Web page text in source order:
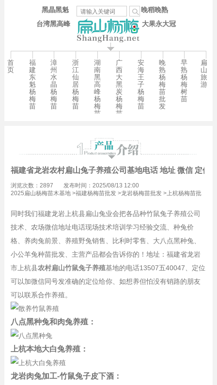
台湾黑高峰
晚稻晚熟
大果永大冠
黑晶黑魁
首
页
福
建
东
魁
杨
梅
苗
漳
州
水
晶
杨
梅
苗
浙
江
仙
居
杨
梅
苗
湖
南
黑
高
峰
杨
梅
苗
广
西
大
黑
炭
杨
梅
苗
安
海
王
子
杨
梅
苗
晚
熟
杨
梅
苗
批
发
早
熟
杨
梅
树
苗
扁
山
旅
游
福建省龙岩农村扁山兔子养殖公司基地电话 地址 微信 定位
浏览次数：2897
发布时间：2025/08/13 12:00
2025扁山杨梅苗木基地>福建杨梅苗批发>龙岩杨梅苗批发>上杭杨梅苗批
同时我们福建龙岩上杭县扁山兔业会把各品种竹鼠兔子养殖公司
技术、农场微信地址电话现场技术培训学习经验交流、种兔价
格、养肉兔前景、养殖野兔销售、比利时零售、大八点黑种兔、
小公羊兔种苗批发、主营产品都会告诉你的！地址：福建省龙岩
市上杭县农村扁山竹鼠兔子养殖基地的电话13507五40047、定位
可以加微信同号发准确的定位给你、如想养但怕没有销路的朋友
可以联系合作养殖。
八点黑种兔和肉兔养殖：
上杭本地大白兔养殖：
龙岩肉兔加工-竹鼠兔子皮下酒：